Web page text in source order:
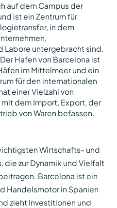
auf dem Campus der
ist ein Zentrum für
in dem
Labore untergebracht sind.
Der Hafen von Barcelona ist
im Mittelmeer und ein
für den internationalen
einer Vielzahl von
dem Import, Export, der
von Waren befassen.
Wirtschafts- und
die zur Dynamik und Vielfalt
Barcelona ist ein
Handelsmotor in Spanien
zieht Investitionen und